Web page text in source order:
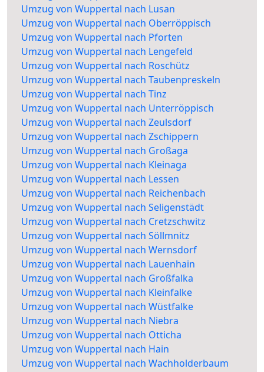
Umzug von Wuppertal nach Lusan
Umzug von Wuppertal nach Oberröppisch
Umzug von Wuppertal nach Pforten
Umzug von Wuppertal nach Lengefeld
Umzug von Wuppertal nach Roschütz
Umzug von Wuppertal nach Taubenpreskeln
Umzug von Wuppertal nach Tinz
Umzug von Wuppertal nach Unterröppisch
Umzug von Wuppertal nach Zeulsdorf
Umzug von Wuppertal nach Zschippern
Umzug von Wuppertal nach Großaga
Umzug von Wuppertal nach Kleinaga
Umzug von Wuppertal nach Lessen
Umzug von Wuppertal nach Reichenbach
Umzug von Wuppertal nach Seligenstädt
Umzug von Wuppertal nach Cretzschwitz
Umzug von Wuppertal nach Söllmnitz
Umzug von Wuppertal nach Wernsdorf
Umzug von Wuppertal nach Lauenhain
Umzug von Wuppertal nach Großfalka
Umzug von Wuppertal nach Kleinfalke
Umzug von Wuppertal nach Wüstfalke
Umzug von Wuppertal nach Niebra
Umzug von Wuppertal nach Otticha
Umzug von Wuppertal nach Hain
Umzug von Wuppertal nach Wachholderbaum